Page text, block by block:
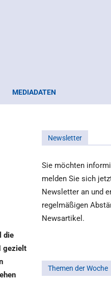
MEDIADATEN
die
gezielt
Newsletter
Sie möchten
melden Sie sich
Newsletter an und
regelmäßigen
Newsartikel.
Themen der Woche